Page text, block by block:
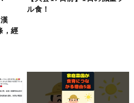
，經
ル食！